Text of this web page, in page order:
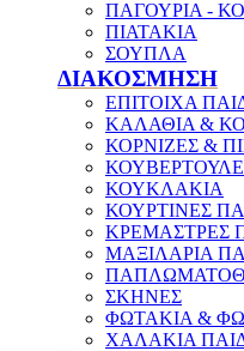
ΠΑΓΟΥΡΙΑ -
ΠΙΑΤΑΚΙΑ
ΣΟΥΠΛΑ
ΔΙΑΚΟΣΜΗΣΗ
ΕΠΙΤΟΙΧΑ
ΚΑΛΑΘΙΑ &
ΚΟΡΝΙΖΕΣ &
ΚΟΥΚΛΑΚΙΑ
ΚΟΥΡΤΙΝΕΣ
ΚΡΕΜΑΣΤΡΕΣ
ΜΑΞΙΛΑΡΙΑ
ΣΚΗΝΕΣ
ΦΩΤΑΚΙΑ &
ΧΑΛΑΚΙΑ